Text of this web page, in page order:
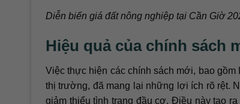
Diễn biến giá đất nông nghiệp tại Cần Giờ
Hiệu quả của chính sách
Việc thực hiện các chính sách mới, bao
thị trường, đã mang lại những lợi ích rõ rệt.
giảm thiểu tình trạng đầu cơ. Điều này tạo